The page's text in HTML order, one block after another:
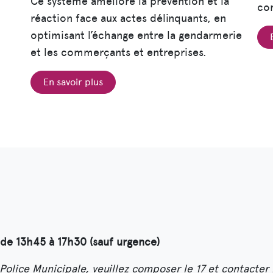
réaction face aux actes délinquants, en
optimisant l’échange entre la gendarmerie
et les commerçants et entreprises.
En savoir plus
13h45 à 17h30 (sauf urgence)
Municipale, veuillez composer le 17 et